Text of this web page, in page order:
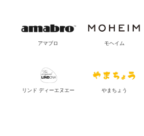
アマブロ モヘイム
リンド ディーエヌエー やまちょう